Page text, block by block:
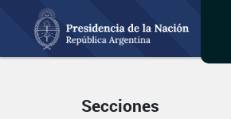
Secciones